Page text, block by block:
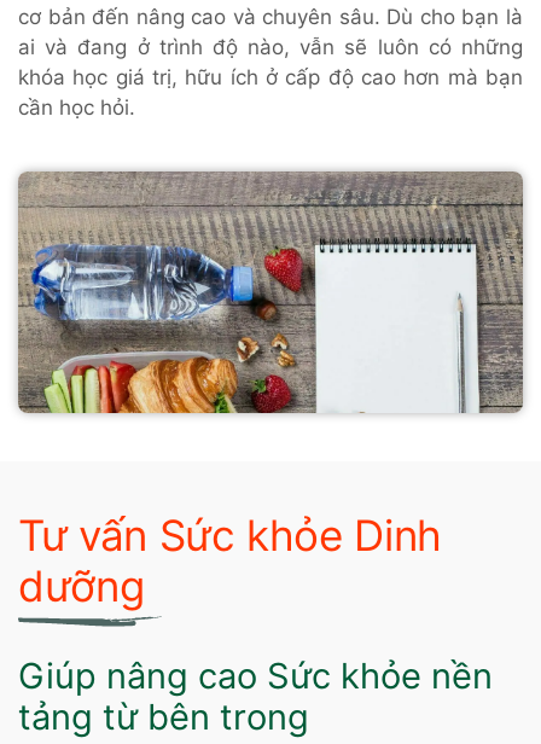
cơ bản đến nâng cao và chuyên sâu. Dù cho bạn là
ai và đang ở trình độ nào, vẫn sẽ luôn có những
khóa học giá trị, hữu ích ở cấp độ cao hơn mà bạn
cần học hỏi.
Tư vấn Sức khỏe Dinh
dưỡng
Giúp nâng cao Sức khỏe nền
tảng từ bên trong